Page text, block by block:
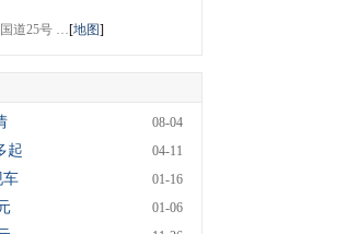
道25号 …[地图]
08-04
起 04-11
车 01-16
01-06